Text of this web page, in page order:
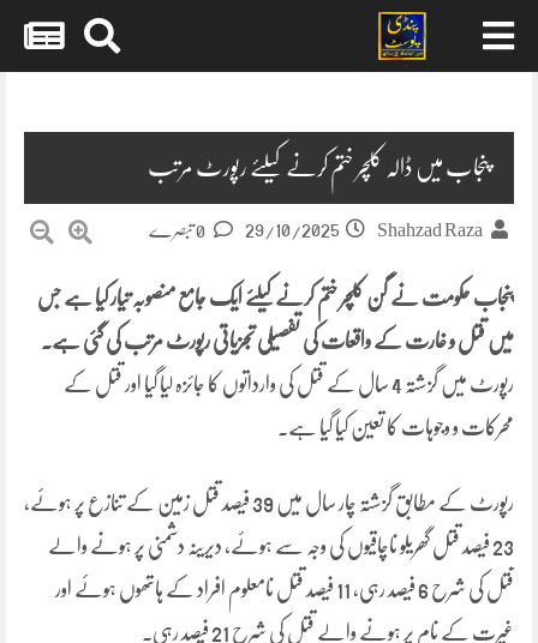
پنجاب میں ڈالہ کلچر ختم کرنے کیلئے رپورٹ مرتب
Shahzad Raza
29/10/2025
پنجاب حکومت نے گن کلچر ختم کرنے کیلئے ایک جامع منصوبہ تیار کیا ہے جس
میں قتل و غارت کے واقعات کی تفصیلی تجزیاتی رپورٹ مرتب کی گئی ہے۔
رپورٹ میں گزشتہ 4 سال کے قتل کی وارداتوں کا جائزہ لیا گیا اور قتل کے
محرکات و وجوہات کا تعین کیا گیا ہے۔
رپورٹ کے مطابق گزشتہ چار سال میں 39 فیصد قتل زمین کے تنازع پر ہوئے،
23 فیصد قتل گھریلو ناچاقیوں کی وجہ سے ہوئے، دیرینہ دشمنی پر ہونے والے
قتل کی شرح 6 فیصد رہی، 11 فیصد قتل نامعلوم افراد کے ہاتھوں ہوئے اور
غیرت کے نام پر ہونے والے قتل کی شرح 21 فیصد رہی۔